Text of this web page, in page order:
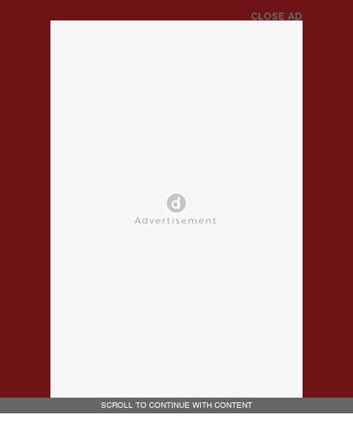
CLOSE AD
SCROLL TO CONTINUE WITH CONTENT